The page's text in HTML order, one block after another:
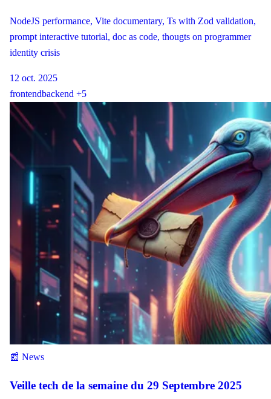
NodeJS performance, Vite documentary, Ts with Zod validation,
prompt interactive tutorial, doc as code, thougts on programmer
identity crisis
12 oct. 2025
frontendbackend +5
📰 News
Veille tech de la semaine du 29 Septembre 2025